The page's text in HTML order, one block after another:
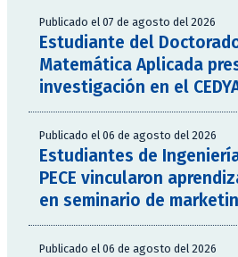
Publicado el 07 de agosto del 2026
Estudiante del
Matemática Aplicada
investigación en el
Publicado el 06 de agosto del 2026
Estudiantes de
PECE vincularon
en seminario de
Publicado el 06 de agosto del 2026